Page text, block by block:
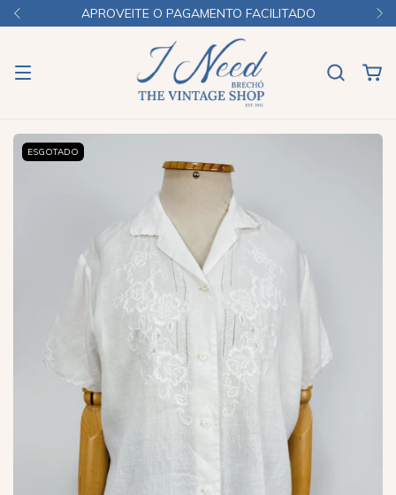
APROVEITE O PAGAMENTO FACILITADO
ESGOTADO